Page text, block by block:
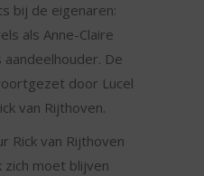
bij de eigenaren:
als Anne-Claire
De
door Lucel
van Rijthoven.
Rick van Rijthoven
moet blijven